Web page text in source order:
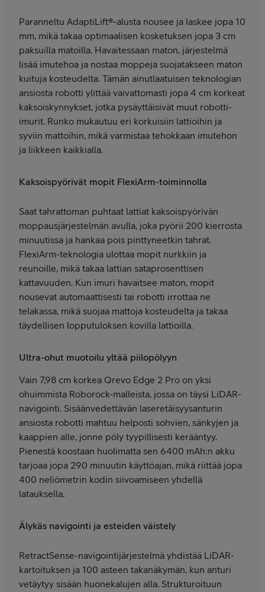
Paranneltu AdaptiLift®-alusta nousee ja laskee jopa 10
mm, mikä takaa optimaalisen kosketuksen jopa 3 cm
paksuilla matoilla. Havaitessaan maton, järjestelmä
lisää imutehoa ja nostaa moppeja suojatakseen maton
kuituja kosteudelta. Tämän ainutlaatuisen teknologian
ansiosta robotti ylittää vaivattomasti jopa 4 cm korkeat
kaksoiskynnykset, jotka pysäyttäisivät muut robotti-
imurit. Runko mukautuu eri korkuisiin lattioihin ja
syviin mattoihin, mikä varmistaa tehokkaan imutehon
ja liikkeen kaikkialla.
Kaksoispyörivät mopit FlexiArm-toiminnolla
Saat tahrattoman puhtaat lattiat kaksoispyörivän
moppausjärjestelmän avulla, joka pyörii 200 kierrosta
minuutissa ja hankaa pois pinttyneetkin tahrat.
FlexiArm-teknologia ulottaa mopit nurkkiin ja
reunoille, mikä takaa lattian sataprosenttisen
kattavuuden. Kun imuri havaitsee maton, mopit
nousevat automaattisesti tai robotti irrottaa ne
telakassa, mikä suojaa mattoja kosteudelta ja takaa
täydellisen lopputuloksen kovilla lattioilla.
Ultra-ohut muotoilu yltää piilopölyyn
Vain 7,98 cm korkea Qrevo Edge 2 Pro on yksi
ohuimmista Roborock-malleista, jossa on täysi LiDAR-
navigointi. Sisäänvedettävän laseretäisyysanturin
ansiosta robotti mahtuu helposti sohvien, sänkyjen ja
kaappien alle, jonne pöly tyypillisesti kerääntyy.
Pienestä koostaan huolimatta sen 6400 mAh:n akku
tarjoaa jopa 290 minuutin käyttöajan, mikä riittää jopa
400 neliömetrin kodin siivoamiseen yhdellä
latauksella.
Älykäs navigointi ja esteiden väistely
RetractSense-navigointijärjestelmä yhdistää LiDAR-
kartoituksen ja 100 asteen takanäkymän, kun anturi
vetäytyy sisään huonekalujen alla. Strukturoituun